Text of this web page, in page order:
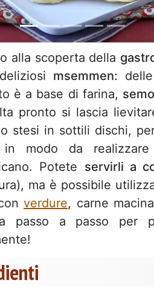
alla scoperta della
msemmen:
è a base di farina,
pronto si lascia
stesi in sottili dischi,
in modo da
Potete servirli a
ma è possibile
verdure, carne
passo a passo per